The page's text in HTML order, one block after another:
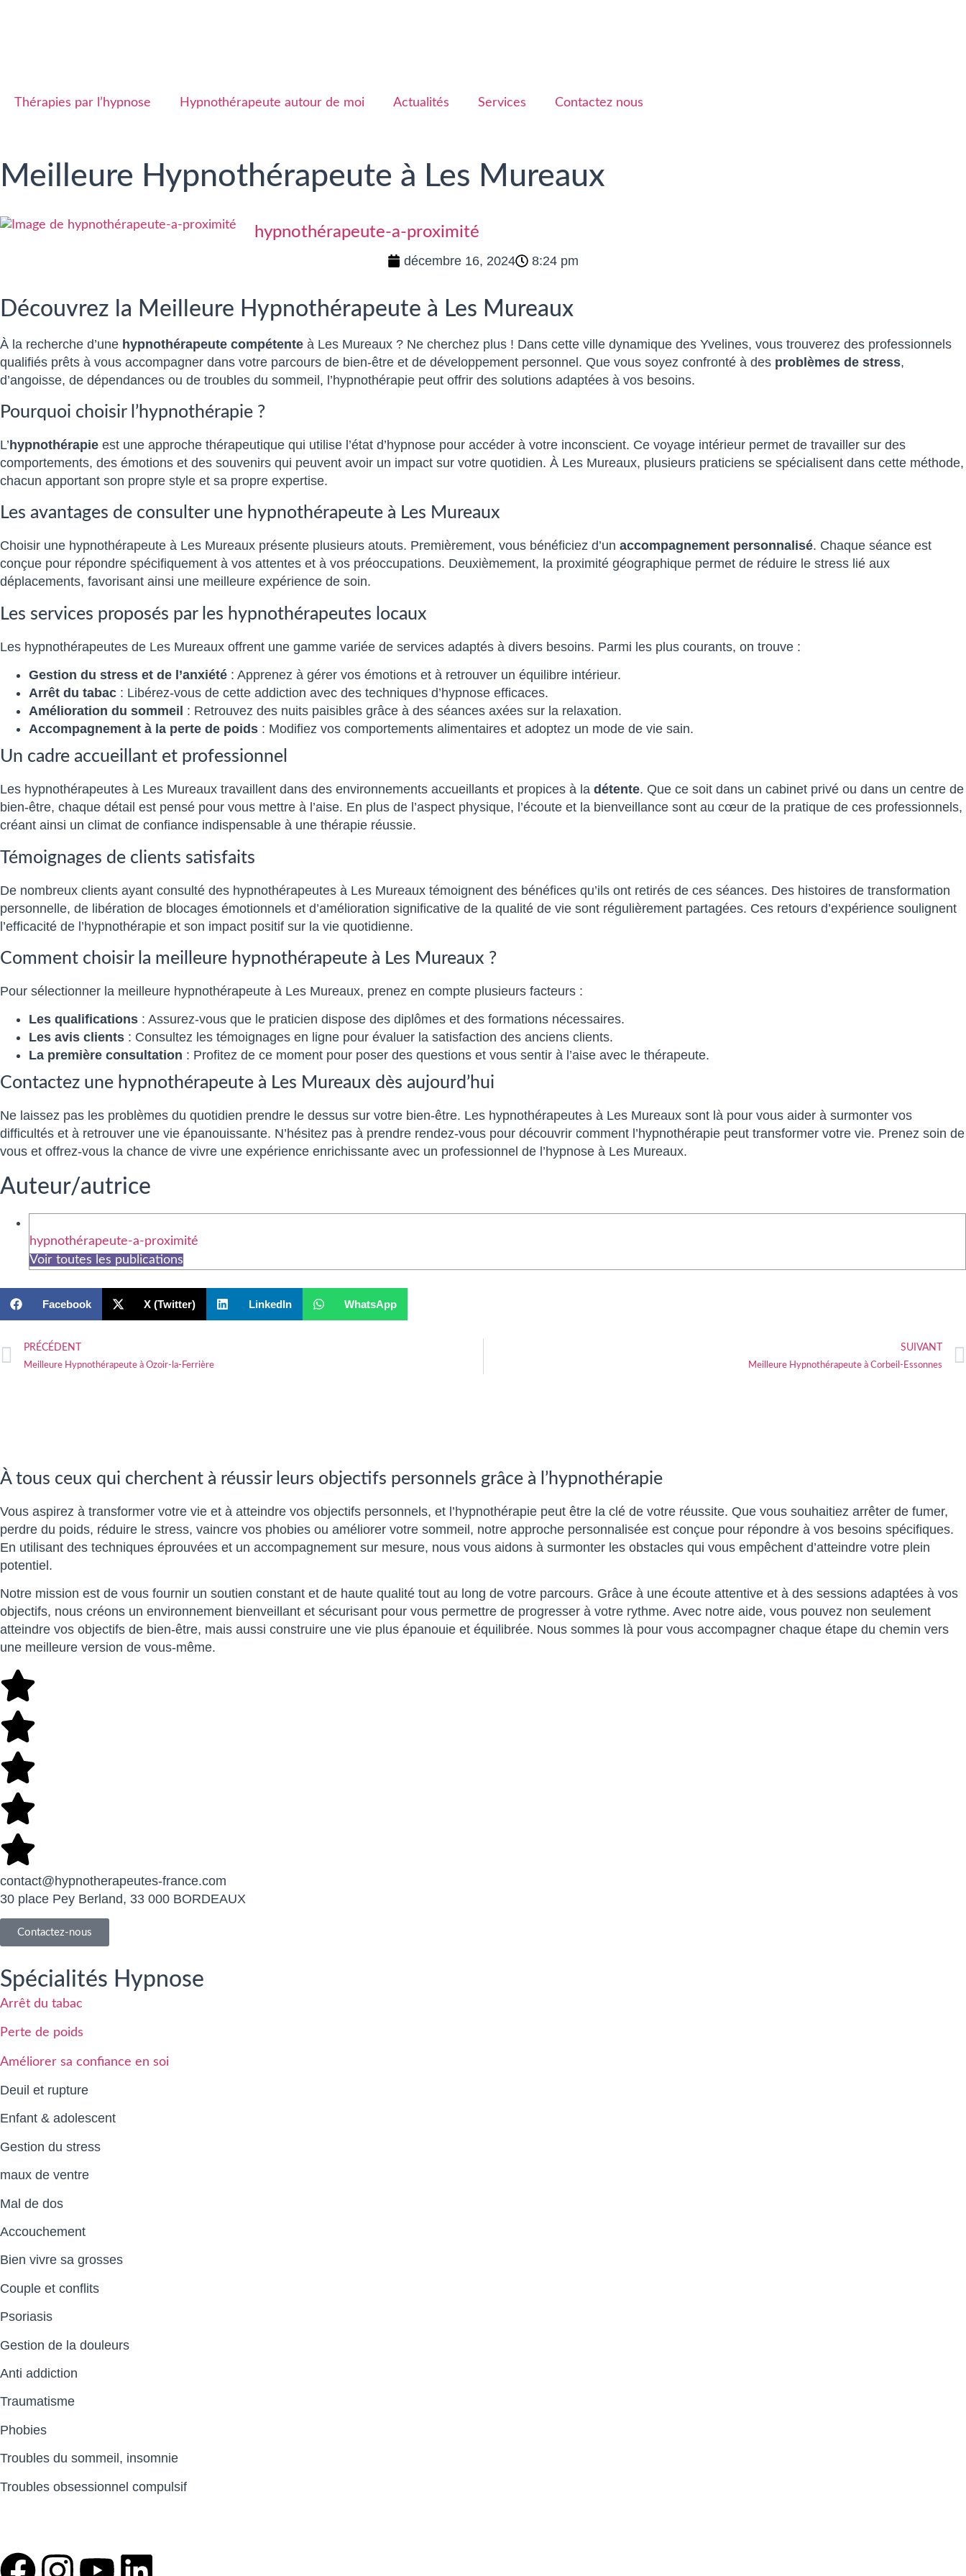
Thérapies par l’hypnose Hypnothérapeute autour de moi Actualités Services Contactez nous
Meilleure Hypnothérapeute à Les Mureaux
hypnothérapeute-a-proximité
décembre 16, 2024 8:24 pm
Découvrez la Meilleure Hypnothérapeute à Les Mureaux
À la recherche d’une hypnothérapeute compétente à Les Mureaux ? Ne cherchez plus ! Dans cette ville dynamique des Yvelines, vous trouverez des professionnels
qualifiés prêts à vous accompagner dans votre parcours de bien-être et de développement personnel. Que vous soyez confronté à des problèmes de stress,
d’angoisse, de dépendances ou de troubles du sommeil, l’hypnothérapie peut offrir des solutions adaptées à vos besoins.
Pourquoi choisir l’hypnothérapie ?
L’hypnothérapie est une approche thérapeutique qui utilise l’état d’hypnose pour accéder à votre inconscient. Ce voyage intérieur permet de travailler sur des
comportements, des émotions et des souvenirs qui peuvent avoir un impact sur votre quotidien. À Les Mureaux, plusieurs praticiens se spécialisent dans cette méthode,
chacun apportant son propre style et sa propre expertise.
Les avantages de consulter une hypnothérapeute à Les Mureaux
Choisir une hypnothérapeute à Les Mureaux présente plusieurs atouts. Premièrement, vous bénéficiez d’un accompagnement personnalisé. Chaque séance est
conçue pour répondre spécifiquement à vos attentes et à vos préoccupations. Deuxièmement, la proximité géographique permet de réduire le stress lié aux
déplacements, favorisant ainsi une meilleure expérience de soin.
Les services proposés par les hypnothérapeutes locaux
Les hypnothérapeutes de Les Mureaux offrent une gamme variée de services adaptés à divers besoins. Parmi les plus courants, on trouve :
Gestion du stress et de l’anxiété : Apprenez à gérer vos émotions et à retrouver un équilibre intérieur.
Arrêt du tabac : Libérez-vous de cette addiction avec des techniques d’hypnose efficaces.
Amélioration du sommeil : Retrouvez des nuits paisibles grâce à des séances axées sur la relaxation.
Accompagnement à la perte de poids : Modifiez vos comportements alimentaires et adoptez un mode de vie sain.
Un cadre accueillant et professionnel
Les hypnothérapeutes à Les Mureaux travaillent dans des environnements accueillants et propices à la détente. Que ce soit dans un cabinet privé ou dans un centre de
bien-être, chaque détail est pensé pour vous mettre à l’aise. En plus de l’aspect physique, l’écoute et la bienveillance sont au cœur de la pratique de ces professionnels,
créant ainsi un climat de confiance indispensable à une thérapie réussie.
Témoignages de clients satisfaits
De nombreux clients ayant consulté des hypnothérapeutes à Les Mureaux témoignent des bénéfices qu’ils ont retirés de ces séances. Des histoires de transformation
personnelle, de libération de blocages émotionnels et d’amélioration significative de la qualité de vie sont régulièrement partagées. Ces retours d’expérience soulignent
l’efficacité de l’hypnothérapie et son impact positif sur la vie quotidienne.
Comment choisir la meilleure hypnothérapeute à Les Mureaux ?
Pour sélectionner la meilleure hypnothérapeute à Les Mureaux, prenez en compte plusieurs facteurs :
Les qualifications : Assurez-vous que le praticien dispose des diplômes et des formations nécessaires.
Les avis clients : Consultez les témoignages en ligne pour évaluer la satisfaction des anciens clients.
La première consultation : Profitez de ce moment pour poser des questions et vous sentir à l’aise avec le thérapeute.
Contactez une hypnothérapeute à Les Mureaux dès aujourd’hui
Ne laissez pas les problèmes du quotidien prendre le dessus sur votre bien-être. Les hypnothérapeutes à Les Mureaux sont là pour vous aider à surmonter vos
difficultés et à retrouver une vie épanouissante. N’hésitez pas à prendre rendez-vous pour découvrir comment l’hypnothérapie peut transformer votre vie. Prenez soin de
vous et offrez-vous la chance de vivre une expérience enrichissante avec un professionnel de l’hypnose à Les Mureaux.
Auteur/autrice
hypnothérapeute-a-proximité
Voir toutes les publications
Facebook X (Twitter) LinkedIn WhatsApp
PRÉCÉDENT
Meilleure Hypnothérapeute à Ozoir-la-Ferrière
SUIVANT
Meilleure Hypnothérapeute à Corbeil-Essonnes
À tous ceux qui cherchent à réussir leurs objectifs personnels grâce à l’hypnothérapie
Vous aspirez à transformer votre vie et à atteindre vos objectifs personnels, et l’hypnothérapie peut être la clé de votre réussite. Que vous souhaitiez arrêter de fumer,
perdre du poids, réduire le stress, vaincre vos phobies ou améliorer votre sommeil, notre approche personnalisée est conçue pour répondre à vos besoins spécifiques.
En utilisant des techniques éprouvées et un accompagnement sur mesure, nous vous aidons à surmonter les obstacles qui vous empêchent d’atteindre votre plein
potentiel.
Notre mission est de vous fournir un soutien constant et de haute qualité tout au long de votre parcours. Grâce à une écoute attentive et à des sessions adaptées à vos
objectifs, nous créons un environnement bienveillant et sécurisant pour vous permettre de progresser à votre rythme. Avec notre aide, vous pouvez non seulement
atteindre vos objectifs de bien-être, mais aussi construire une vie plus épanouie et équilibrée. Nous sommes là pour vous accompagner chaque étape du chemin vers
une meilleure version de vous-même.
contact@hypnotherapeutes-france.com
30 place Pey Berland, 33 000 BORDEAUX
Contactez-nous
Spécialités Hypnose
Arrêt du tabac
Perte de poids
Améliorer sa confiance en soi
Deuil et rupture
Enfant & adolescent
Gestion du stress
maux de ventre
Mal de dos
Accouchement
Bien vivre sa grosses
Couple et conflits
Psoriasis
Gestion de la douleurs
Anti addiction
Traumatisme
Phobies
Troubles du sommeil, insomnie
Troubles obsessionnel compulsif